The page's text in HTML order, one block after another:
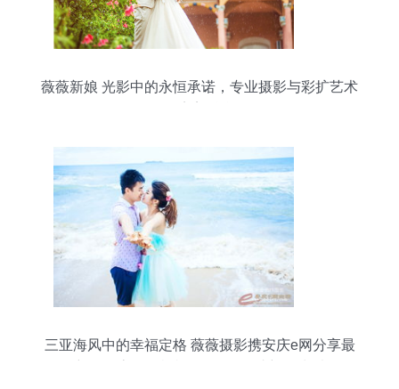
薇薇新娘 光影中的永恒承诺，专业摄影与彩扩艺术
三亚海风中的幸福定格 薇薇摄影携安庆e网分享最